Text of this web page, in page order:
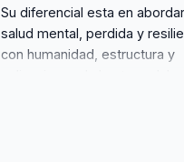
Su diferencial esta en
salud mental, perdida y
con humanidad, estructura y